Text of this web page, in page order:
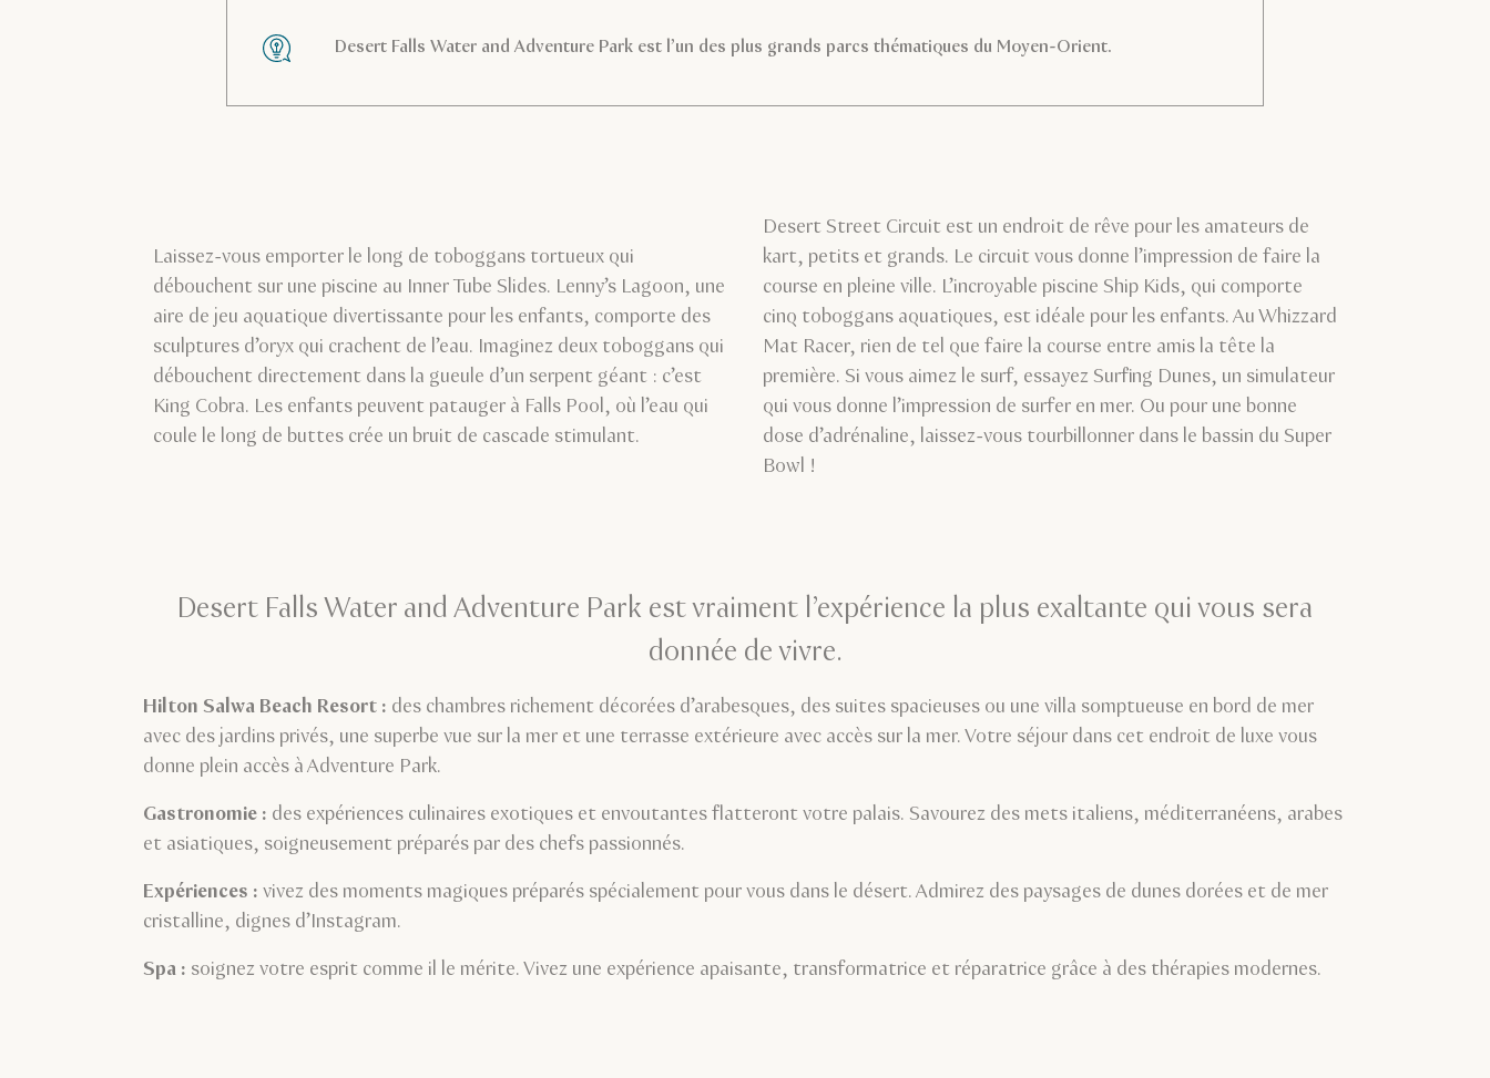
Desert Falls Water and Adventure Park est l’un des plus grands parcs thématiques du Moyen-Orient.
Laissez-vous emporter le long de toboggans tortueux qui
débouchent sur une piscine au Inner Tube Slides. Lenny’s Lagoon, une
aire de jeu aquatique divertissante pour les enfants, comporte des
sculptures d’oryx qui crachent de l’eau. Imaginez deux toboggans qui
débouchent directement dans la gueule d’un serpent géant : c’est
King Cobra. Les enfants peuvent patauger à Falls Pool, où l’eau qui
coule le long de buttes crée un bruit de cascade stimulant.
Desert Street Circuit est un endroit de rêve pour les amateurs de
kart, petits et grands. Le circuit vous donne l’impression de faire la
course en pleine ville. L’incroyable piscine Ship Kids, qui comporte
cinq toboggans aquatiques, est idéale pour les enfants. Au Whizzard
Mat Racer, rien de tel que faire la course entre amis la tête la
première. Si vous aimez le surf, essayez Surfing Dunes, un simulateur
qui vous donne l’impression de surfer en mer. Ou pour une bonne
dose d’adrénaline, laissez-vous tourbillonner dans le bassin du Super
Bowl !
Desert Falls Water and Adventure Park est vraiment l’expérience la plus exaltante qui vous sera
donnée de vivre.
Hilton Salwa Beach Resort : des chambres richement décorées d’arabesques, des suites spacieuses ou une villa somptueuse en bord de mer
avec des jardins privés, une superbe vue sur la mer et une terrasse extérieure avec accès sur la mer. Votre séjour dans cet endroit de luxe vous
donne plein accès à Adventure Park.
Gastronomie : des expériences culinaires exotiques et envoutantes flatteront votre palais. Savourez des mets italiens, méditerranéens, arabes
et asiatiques, soigneusement préparés par des chefs passionnés.
Expériences : vivez des moments magiques préparés spécialement pour vous dans le désert. Admirez des paysages de dunes dorées et de mer
cristalline, dignes d’Instagram.
Spa : soignez votre esprit comme il le mérite. Vivez une expérience apaisante, transformatrice et réparatrice grâce à des thérapies modernes.